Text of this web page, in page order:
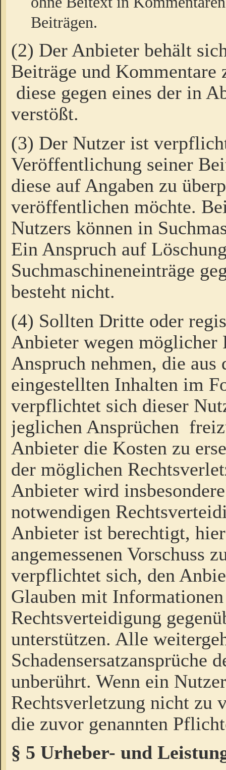
Beiträgen.
(2) Der Anbieter behält
Beiträge und Kommentare
diese gegen eines der in
verstößt.
(3) Der Nutzer ist
Veröffentlichung seiner
diese auf Angaben zu
veröffentlichen möchte.
Nutzers können in
Ein Anspruch auf
Suchmaschineneinträge
besteht nicht.
(4) Sollten Dritte oder
Anbieter wegen möglicher
Anspruch nehmen, die
eingestellten Inhalten im
verpflichtet sich dieser
jeglichen Ansprüchen
Anbieter die Kosten zu
der möglichen
Anbieter wird
notwendigen
Anbieter ist berechtigt,
angemessenen Vorschuss
verpflichtet sich, den
Glauben mit
Rechtsverteidigung
unterstützen. Alle
Schadensersatzansprüche
unberührt. Wenn ein
Rechtsverletzung nicht zu
die zuvor genannten
§ 5 Urheber- und